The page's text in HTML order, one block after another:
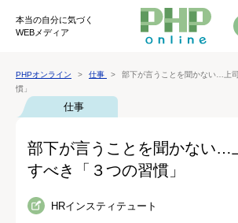
本当の自分に気づく
WEBメディア
PHPオンライン 仕事
部下が言うことを聞かない…上
慣」
仕事
部下が言うことを聞かない…
すべき「３つの習慣」
HRインスティテュート